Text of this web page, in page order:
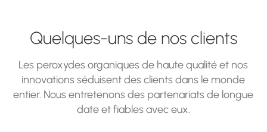
Quelques-uns de nos clients
Les peroxydes organiques de haute qualité et nos
innovations séduisent des clients dans le monde
entier. Nous entretenons des partenariats de longue
date et fiables avec eux.